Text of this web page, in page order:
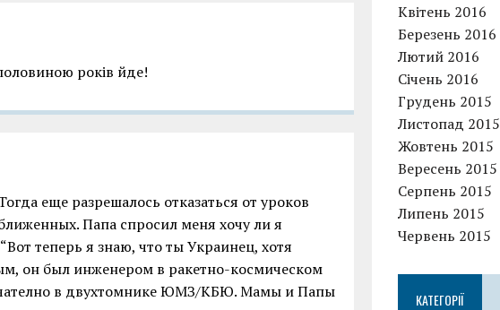
років йде!
еще разрешалось отказаться от уроков
Папа спросил меня хочу ли я
теперь я знаю, что ты Украинец, хотя
он был инженером в ракетно-космическом
в двухтомнике ЮМЗ/КБЮ. Мамы и Папы
Квітень 2016
Березень 2016
Лютий 2016
Січень 2016
Грудень 2015
Листопад 2015
Жовтень 2015
Вересень 2015
Серпень 2015
Липень 2015
Червень 2015
КАТЕГОРІЇ